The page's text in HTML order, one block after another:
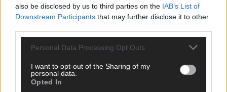
also be disclosed by us to third parties on the IAB’s List of
Downstream Participants that may further disclose it to other
Personal Data Processing Opt Outs
I want to opt-out of the Sharing of my
personal data.
Opted In